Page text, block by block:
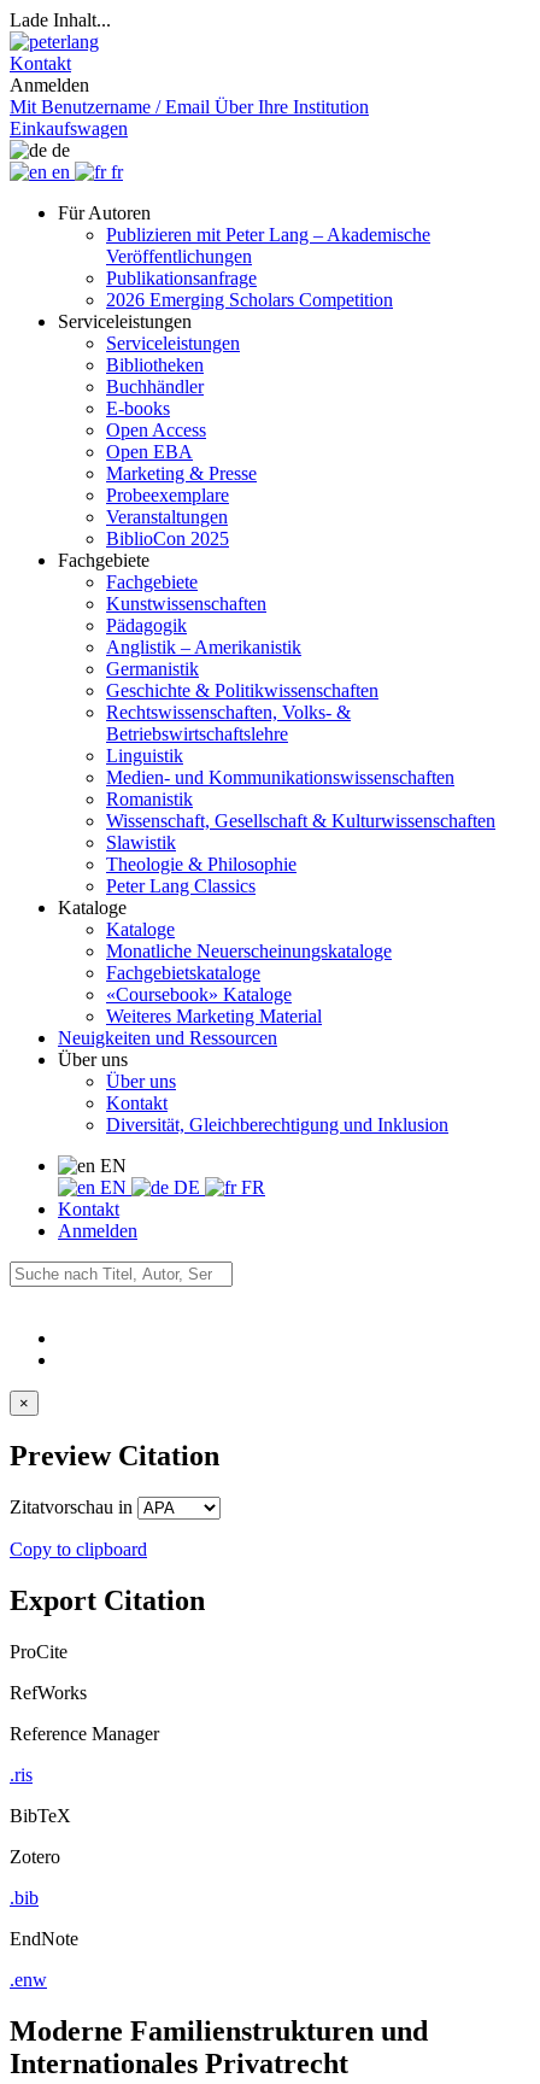
Lade Inhalt...
Kontakt
Anmelden
Mit Benutzername / Email Über Ihre Institution
Einkaufswagen
de
en
fr
Für Autoren
Publizieren mit Peter Lang – Akademische
Veröffentlichungen
Publikationsanfrage
2026 Emerging Scholars Competition
Serviceleistungen
Serviceleistungen
Bibliotheken
Buchhändler
E-books
Open Access
Open EBA
Marketing & Presse
Probeexemplare
Veranstaltungen
BiblioCon 2025
Fachgebiete
Fachgebiete
Kunstwissenschaften
Pädagogik
Anglistik – Amerikanistik
Germanistik
Geschichte & Politikwissenschaften
Rechtswissenschaften, Volks- &
Betriebswirtschaftslehre
Linguistik
Medien- und Kommunikationswissenschaften
Romanistik
Wissenschaft, Gesellschaft & Kulturwissenschaften
Slawistik
Theologie & Philosophie
Peter Lang Classics
Kataloge
Kataloge
Monatliche Neuerscheinungskataloge
Fachgebietskataloge
«Coursebook» Kataloge
Weiteres Marketing Material
Neuigkeiten und Ressourcen
Über uns
Über uns
Kontakt
Diversität, Gleichberechtigung und Inklusion
EN
EN
DE
FR
Kontakt
Anmelden
×
Preview Citation
Zitatvorschau in
Copy to clipboard
Export Citation
ProCite
RefWorks
Reference Manager
.ris
BibTeX
Zotero
.bib
EndNote
.enw
Moderne Familienstrukturen und
Internationales Privatrecht